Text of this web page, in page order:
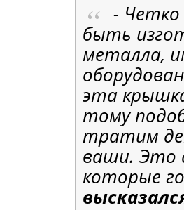
-
быть
металла,
эта
тому
тратим
ваши. Это
которые